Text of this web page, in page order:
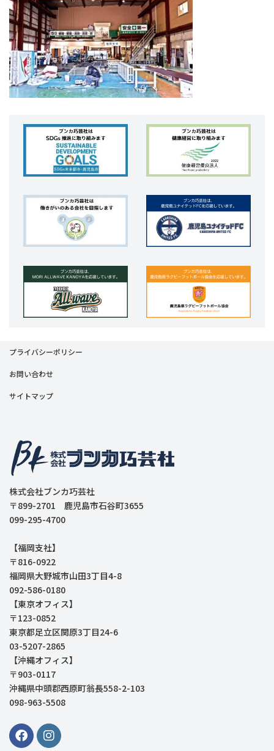
プライバシーポリシー
お問い合わせ
サイトマップ
株式会社ブンカ巧芸社
〒899-2701 鹿児島市石谷町3655
099-295-4700
【福岡支社】
〒816-0922
福岡県大野城市山田3丁目4-8
092-586-0180
【東京オフィス】
〒123-0852
東京都足立区関原3丁目24-6
03-5207-2865
【沖縄オフィス】
〒903-0117
沖縄県中頭郡西原町翁長558-2-103
098-963-5508